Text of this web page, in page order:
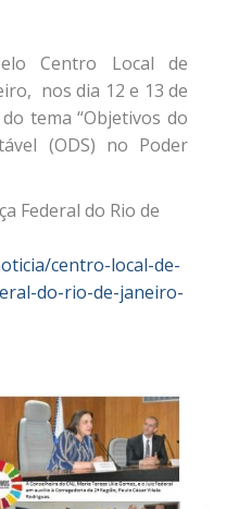
Centro Local de
nos dia 12 e 13 de
tema “Objetivos do
(ODS) no Poder
Federal do Rio de
centro-local-de-
do-rio-de-janeiro-